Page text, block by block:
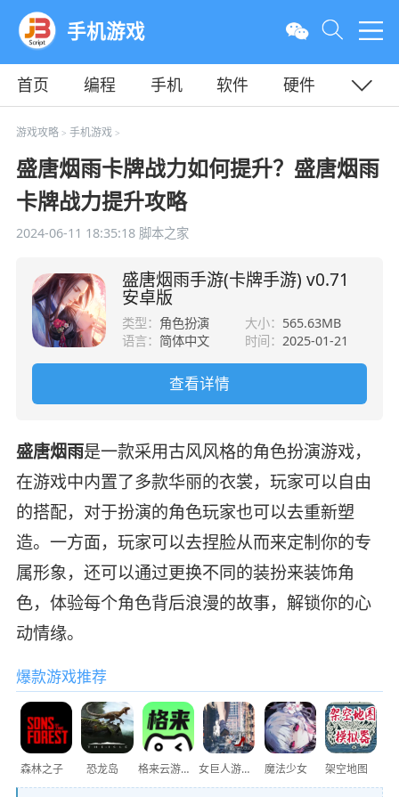
手机游戏
首页 编程 手机 软件
硬件
教程
平面
游戏攻略> 手机游戏>
盛唐烟雨卡牌战力如何提升？盛唐烟雨
卡牌战力提升攻略
2024-06-11 18:35:18脚本之家
盛唐烟雨手游(卡牌手游) v0.71
安卓版
类型： 角色扮演 大小： 565.63MB
语言： 简体中文 时间： 2025-01-21
查看详情
盛唐烟雨是一款采用古风风格的角色扮演游戏，
在游戏中内置了多款华丽的衣裳，玩家可以自由
的搭配，对于扮演的角色玩家也可以去重新塑
造。一方面，玩家可以去捏脸从而来定制你的专
属形象，还可以通过更换不同的装扮来装饰角
色，体验每个角色背后浪漫的故事，解锁你的心
动情缘。
爆款游戏推荐
森林之子 恐龙岛 格来云游戏 女巨人游乐场 魔法少女 架空地图